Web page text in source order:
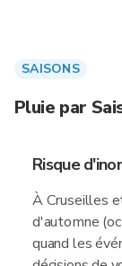
SAISONS
Pluie par
Risque
À Cruseilles
d'automne
quand les